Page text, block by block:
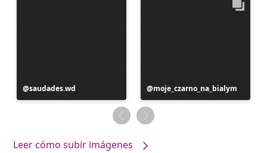
Publicación
realizada
saudades.wd
Publicación
realizada
por
moje_czarno_na_bialym
Leer cómo subir imágenes